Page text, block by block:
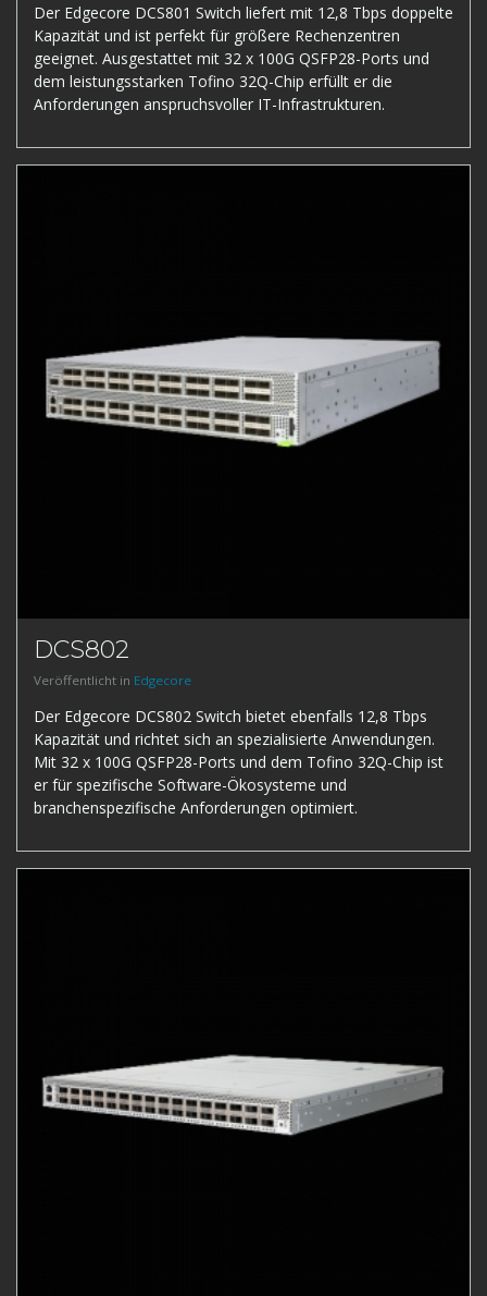
Der Edgecore DCS801 Switch liefert mit 12,8 Tbps doppelte
Kapazität und ist perfekt für größere Rechenzentren
geeignet. Ausgestattet mit 32 x 100G QSFP28-Ports und
dem leistungsstarken Tofino 32Q-Chip erfüllt er die
Anforderungen anspruchsvoller IT-Infrastrukturen.
DCS802
Veröffentlicht in Edgecore
Der Edgecore DCS802 Switch bietet ebenfalls 12,8 Tbps
Kapazität und richtet sich an spezialisierte Anwendungen.
Mit 32 x 100G QSFP28-Ports und dem Tofino 32Q-Chip ist
er für spezifische Software-Ökosysteme und
branchenspezifische Anforderungen optimiert.